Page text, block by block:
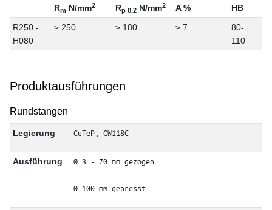
Rm N/mm2
Rp 0,2N/mm2
A %
HB
R250 -
H080
≥ 250 ≥ 180 ≥ 7
80-
110
Produktausführungen
Rundstangen
Legierung CuTeP, CW118C
Ausführung Ø 3 - 70 mm gezogen
Ø 100 mm gepresst